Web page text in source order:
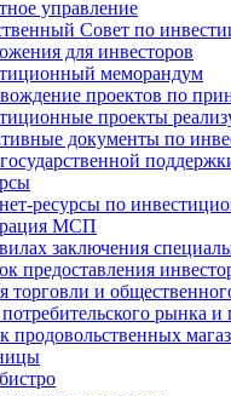
управление
Совет по
для инвесторов
меморандум
проектов по
проекты
документы по
ресурсы по
МСП
заключения
предоставления
торговли и
рынка и
продовольственных